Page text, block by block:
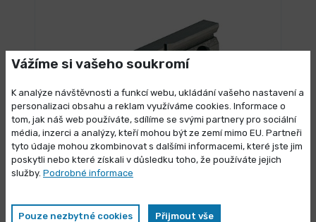
3 dny
Prismatická čelist pro FMSN 100
1 450,79 Kč s DPH
Vybrat variantu
Vážíme si vašeho soukromí
K analýze návštěvnosti a funkcí webu, ukládání vašeho nastavení a
personalizaci obsahu a reklam využíváme cookies. Informace o
tom, jak náš web používáte, sdílíme se svými partnery pro sociální
média, inzerci a analýzy, kteří mohou být ze zemí mimo EU. Partneři
tyto údaje mohou zkombinovat s dalšími informacemi, které jste jim
poskytli nebo které získali v důsledku toho, že používáte jejich
služby. Podrobné informace
Pouze nezbytné cookies Přijmout vše
Výprodej skladových zásob
Vybrané produkty nyní pořídíte za